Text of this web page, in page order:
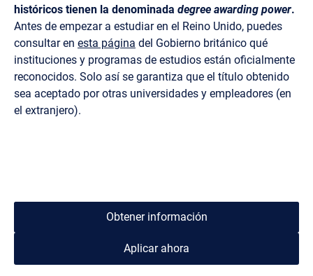
históricos tienen la denominada degree awarding power.
Antes de empezar a estudiar en el Reino Unido, puedes
consultar en esta página del Gobierno británico qué
instituciones y programas de estudios están oficialmente
reconocidos. Solo así se garantiza que el título obtenido
sea aceptado por otras universidades y empleadores (en
el extranjero).
Obtener información
Aplicar ahora